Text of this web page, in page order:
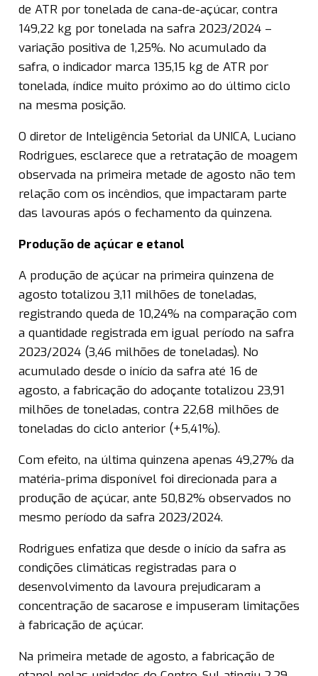
de ATR por tonelada de cana-de-açúcar, contra
149,22 kg por tonelada na safra 2023/2024 –
variação positiva de 1,25%. No acumulado da
safra, o indicador marca 135,15 kg de ATR por
tonelada, índice muito próximo ao do último ciclo
na mesma posição.
O diretor de Inteligência Setorial da UNICA, Luciano
Rodrigues, esclarece que a retratação de moagem
observada na primeira metade de agosto não tem
relação com os incêndios, que impactaram parte
das lavouras após o fechamento da quinzena.
Produção de açúcar e etanol
A produção de açúcar na primeira quinzena de
agosto totalizou 3,11 milhões de toneladas,
registrando queda de 10,24% na comparação com
a quantidade registrada em igual período na safra
2023/2024 (3,46 milhões de toneladas). No
acumulado desde o início da safra até 16 de
agosto, a fabricação do adoçante totalizou 23,91
milhões de toneladas, contra 22,68 milhões de
toneladas do ciclo anterior (+5,41%).
Com efeito, na última quinzena apenas 49,27% da
matéria-prima disponível foi direcionada para a
produção de açúcar, ante 50,82% observados no
mesmo período da safra 2023/2024.
Rodrigues enfatiza que desde o início da safra as
condições climáticas registradas para o
desenvolvimento da lavoura prejudicaram a
concentração de sacarose e impuseram limitações
à fabricação de açúcar.
Na primeira metade de agosto, a fabricação de